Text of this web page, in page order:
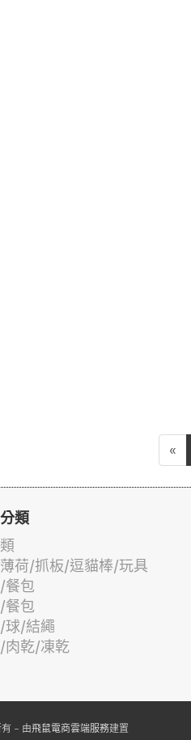
«
類
荷/抓板/逗貓棒/玩具
餐包
餐包
球/結繩
肉乾/凍乾
- 由飛鼠電商雲端服務建置